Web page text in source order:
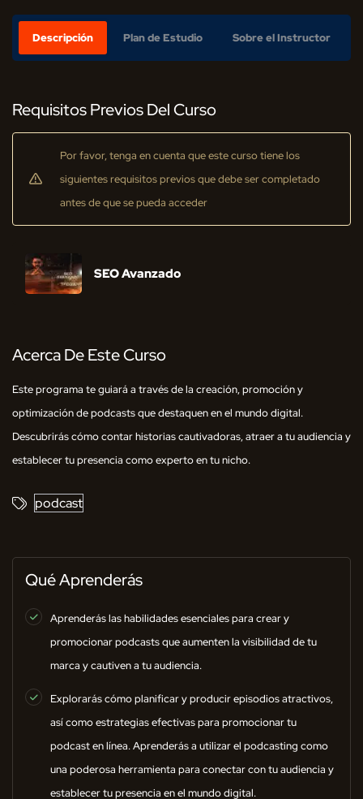
Descripción Plan de Estudio Sobre el Instructor
Requisitos Previos Del Curso
Por favor, tenga en cuenta que este curso tiene los
siguientes requisitos previos que debe ser completado
antes de que se pueda acceder
SEO Avanzado
Acerca De Este Curso
Este programa te guiará a través de la creación, promoción y
optimización de podcasts que destaquen en el mundo digital.
Descubrirás cómo contar historias cautivadoras, atraer a tu audiencia y
establecer tu presencia como experto en tu nicho.
podcast
Qué Aprenderás
Aprenderás las habilidades esenciales para crear y
promocionar podcasts que aumenten la visibilidad de tu
marca y cautiven a tu audiencia.
Explorarás cómo planificar y producir episodios atractivos,
así como estrategias efectivas para promocionar tu
podcast en línea. Aprenderás a utilizar el podcasting como
una poderosa herramienta para conectar con tu audiencia y
establecer tu presencia en el mundo digital.